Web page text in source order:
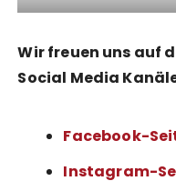
Wir freuen uns auf
Social Media
Facebook-
Instagram-